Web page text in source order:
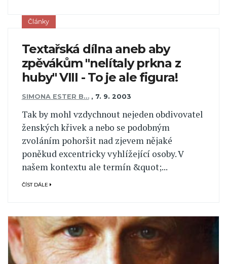
Články
Textařská dílna aneb aby
zpěvákům "nelítaly prkna z
huby" VIII - To je ale figura!
SIMONA ESTER B… , 7. 9. 2003
Tak by mohl vzdychnout nejeden obdivovatel
ženských křivek a nebo se podobným
zvoláním pohoršit nad zjevem nějaké
poněkud excentricky vyhlížející osoby. V
našem kontextu ale termín &quot;...
ČÍST DÁLE